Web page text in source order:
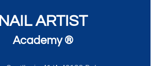
NAIL ARTIST
Academy ®